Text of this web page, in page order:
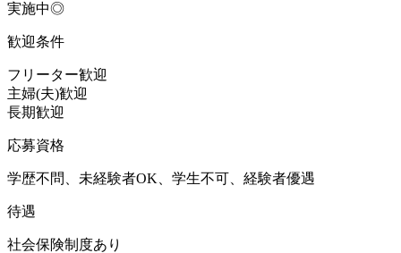
実施中◎
歓迎条件
フリーター歓迎
主婦(夫)歓迎
長期歓迎
応募資格
学歴不問、未経験者OK、学生不可、経験者優遇
待遇
社会保険制度あり